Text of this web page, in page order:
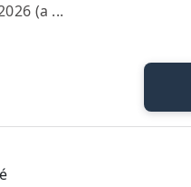
(a ...